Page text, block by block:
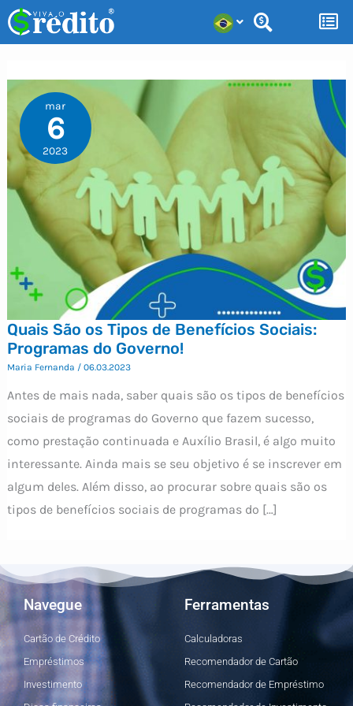
para
conteúdo
mar
6
2023
Quais São os Tipos de Benefícios Sociais:
Programas do Governo!
Maria Fernanda / 06.03.2023
Antes de mais nada, saber quais são os tipos de benefícios
sociais de programas do Governo que fazem sucesso,
como prestação continuada e Auxílio Brasil, é algo muito
interessante. Ainda mais se seu objetivo é se inscrever em
algum deles. Além disso, ao procurar sobre quais são os
tipos de benefícios sociais de programas do […]
Navegue
Cartão de Crédito
Empréstimos
Investimento
Ferramentas
Calculadoras
Recomendador de Cartão
Recomendador de Empréstimo